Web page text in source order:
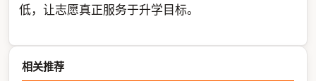
低，让志愿真正服务于升学目标。
相关推荐